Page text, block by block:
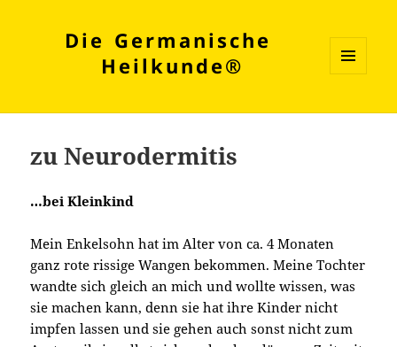
Die Germanische
Heilkunde®
WIDGETS
zu Neurodermitis
…bei Kleinkind
Mein Enkelsohn hat im Alter von ca. 4 Monaten
ganz rote rissige Wangen bekommen. Meine Tochter
wandte sich gleich an mich und wollte wissen, was
sie machen kann, denn sie hat ihre Kinder nicht
impfen lassen und sie gehen auch sonst nicht zum